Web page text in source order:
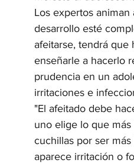
Los expertos
desarrollo esté
afeitarse, tendrá que
enseñarle a hacerlo
prudencia en un
irritaciones e
"El afeitado debe
uno elige lo que
cuchillas por ser
aparece irritación o